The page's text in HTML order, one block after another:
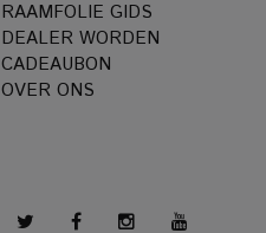
RAAMFOLIE GIDS
DEALER WORDEN
CADEAUBON
OVER ONS